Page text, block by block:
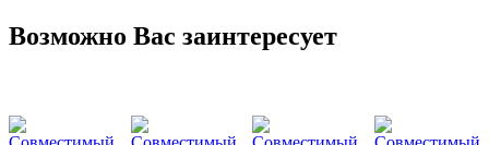
Возможно Вас заинтересует